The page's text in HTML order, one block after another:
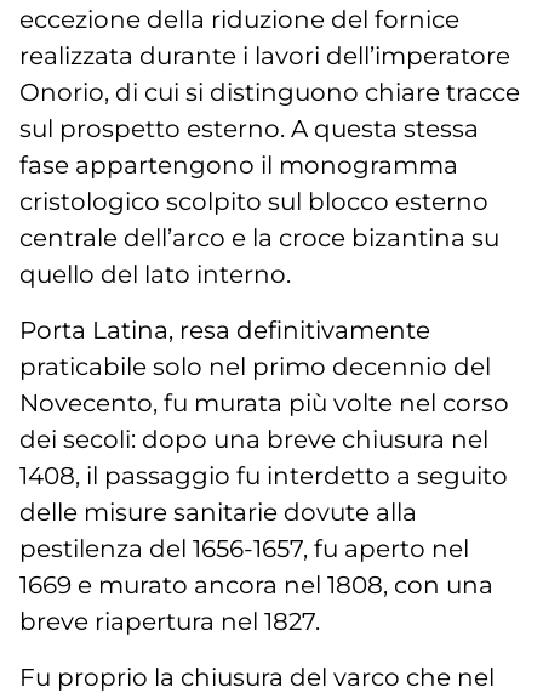
eccezione della riduzione del fornice
realizzata durante i lavori dell’imperatore
Onorio, di cui si distinguono chiare tracce
sul prospetto esterno. A questa stessa
fase appartengono il monogramma
cristologico scolpito sul blocco esterno
centrale dell’arco e la croce bizantina su
quello del lato interno.
Porta Latina, resa definitivamente
praticabile solo nel primo decennio del
Novecento, fu murata più volte nel corso
dei secoli: dopo una breve chiusura nel
1408, il passaggio fu interdetto a seguito
delle misure sanitarie dovute alla
pestilenza del 1656-1657, fu aperto nel
1669 e murato ancora nel 1808, con una
breve riapertura nel 1827.
Fu proprio la chiusura del varco che nel